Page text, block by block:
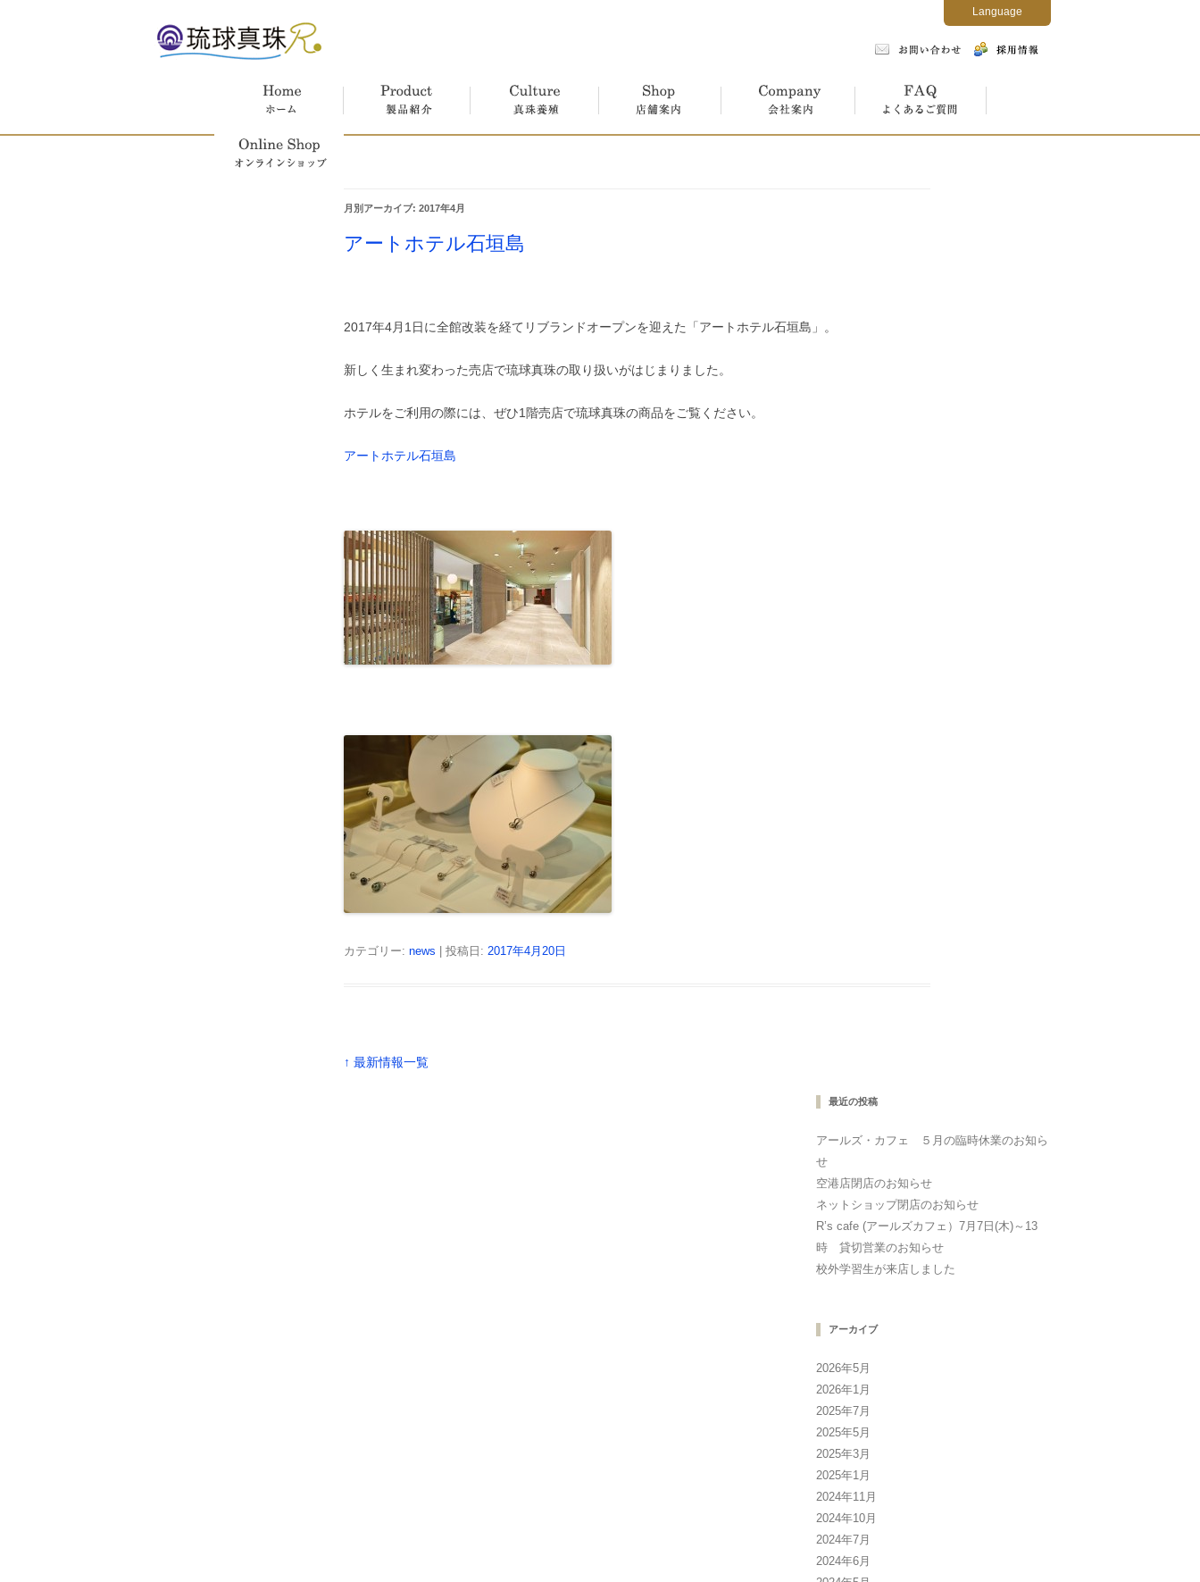
Language
ホーム 製品紹介 真珠養殖 店舗案内 会社案内 よくあるご質問
月別アーカイブ: 2017年4月
アートホテル石垣島
2017年4月1日に全館改装を経てリブランドオープンを迎えた「アートホテル石垣島」。
新しく生まれ変わった売店で琉球真珠の取り扱いがはじまりました。
ホテルをご利用の際には、ぜひ1階売店で琉球真珠の商品をご覧ください。
アートホテル石垣島
カテゴリー: news | 投稿日: 2017年4月20日
↑ 最新情報一覧
最近の投稿
アールズ・カフェ ５月の臨時休業のお知ら
せ
空港店閉店のお知らせ
ネットショップ閉店のお知らせ
R’s cafe (アールズカフェ）7月7日(木)～13
時 貸切営業のお知らせ
校外学習生が来店しました
アーカイブ
2026年5月
2026年1月
2025年7月
2025年5月
2025年3月
2025年1月
2024年11月
2024年10月
2024年7月
2024年6月